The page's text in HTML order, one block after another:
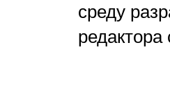
среду